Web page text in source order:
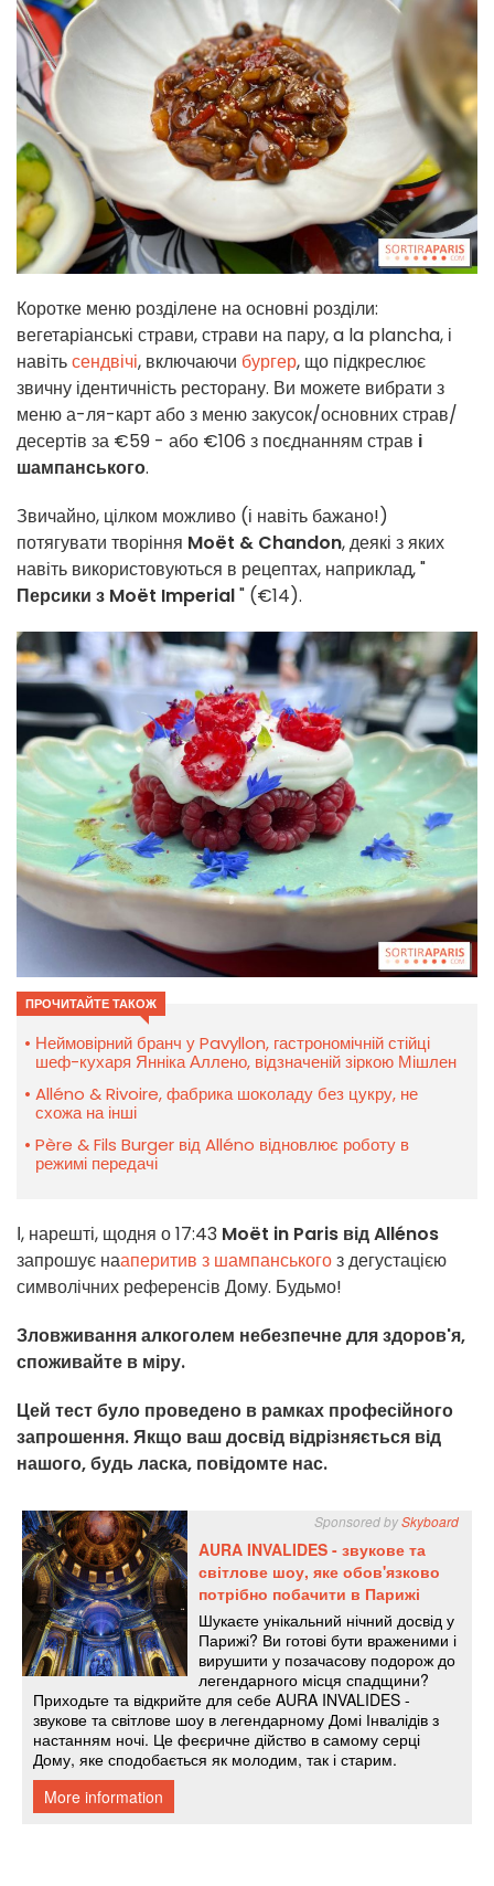
Коротке меню розділене на основні розділи:
вегетаріанські страви, страви на пару, a la plancha, і
навітьсендвічі, включаючи бургер, що підкреслює
звичну ідентичність ресторану. Ви можете вибрати з
меню а-ля-карт або з меню закусок/основних страв/
десертів за €59 - або €106 з поєднанням страв і
шампанського.
Звичайно, цілком можливо (і навіть бажано!)
потягувати творіння Moët & Chandon, деякі з яких
навіть використовуються в рецептах, наприклад, "
Персики з Moët Imperial" (€14).
ПРОЧИТАЙТЕ ТАКОЖ
Неймовірний бранч у Pavyllon, гастрономічній стійці
шеф-кухаря Янніка Аллено, відзначеній зіркою Мішлен
Alléno & Rivoire, фабрика шоколаду без цукру, не
схожа на інші
Père & Fils Burger від Alléno відновлює роботу в
режимі передачі
І, нарешті, щодня о 17:43 Moët in Paris від Allénos
запрошує нааперитив з шампанськогоз дегустацією
символічних референсів Дому. Будьмо!
Зловживання алкоголем небезпечне для здоров'я,
споживайте в міру.
Цей тест було проведено в рамках професійного
запрошення. Якщо ваш досвід відрізняється від
нашого, будь ласка, повідомте нас.